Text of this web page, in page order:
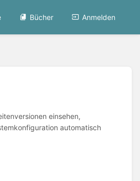
Bücher Anmelden
einsehen,
automatisch